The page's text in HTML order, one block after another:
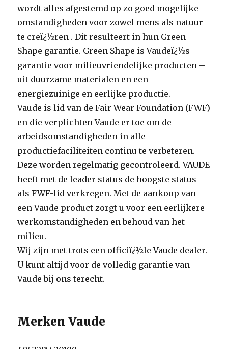
wordt alles afgestemd op zo goed mogelijke
omstandigheden voor zowel mens als natuur
te creï¿½ren . Dit resulteert in hun Green
Shape garantie. Green Shape is Vaudeï¿½s
garantie voor milieuvriendelijke producten –
uit duurzame materialen en een
energiezuinige en eerlijke productie.
Vaude is lid van de Fair Wear Foundation (FWF)
en die verplichten Vaude er toe om de
arbeidsomstandigheden in alle
productiefaciliteiten continu te verbeteren.
Deze worden regelmatig gecontroleerd. VAUDE
heeft met de leader status de hoogste status
als FWF-lid verkregen. Met de aankoop van
een Vaude product zorgt u voor een eerlijkere
werkomstandigheden en behoud van het
milieu.
Wij zijn met trots een officiï¿½le Vaude dealer.
U kunt altijd voor de volledig garantie van
Vaude bij ons terecht.
Merken Vaude